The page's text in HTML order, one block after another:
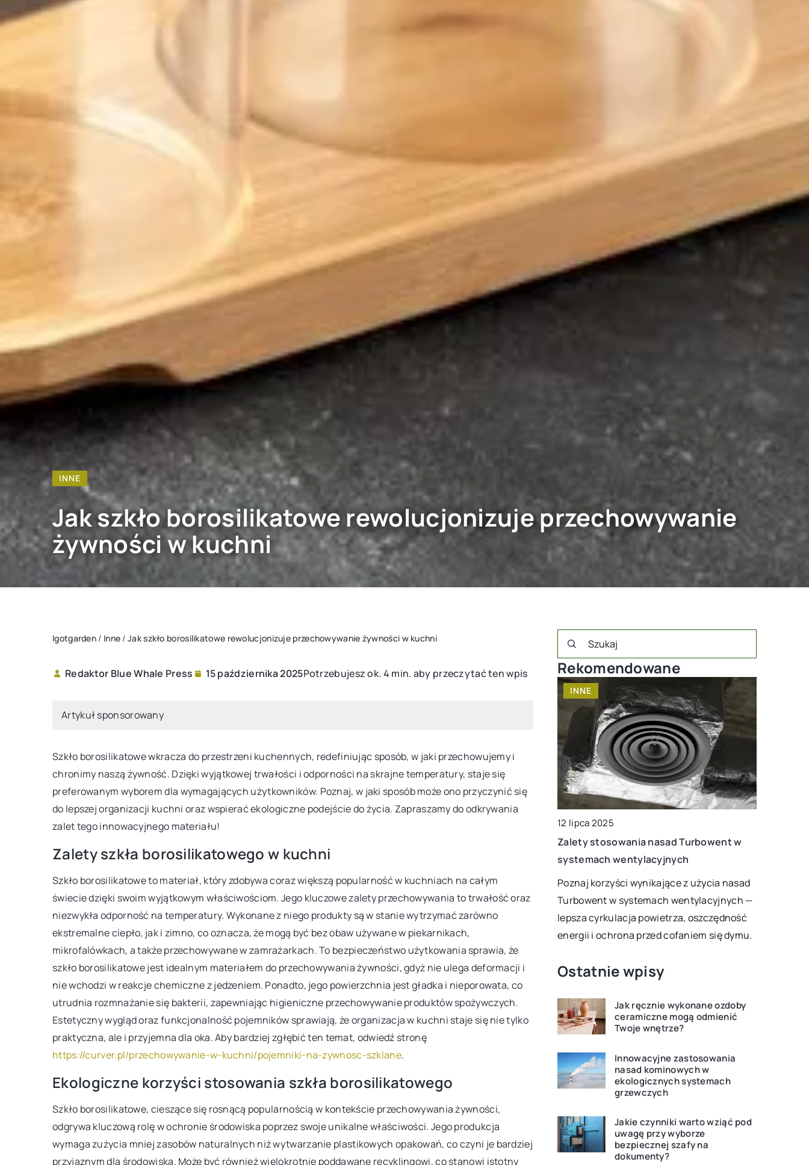
INNE
Jak szkło borosilikatowe rewolucjonizuje przechowywanie
żywności w kuchni
Igotgarden / Inne /Jak szkło borosilikatowe rewolucjonizuje przechowywanie żywności w kuchni
Redaktor Blue Whale Press 15 października 2025Potrzebujesz ok. 4 min. aby przeczytać ten wpis
Artykuł sponsorowany
Szkło borosilikatowe wkracza do przestrzeni kuchennych, redefiniując sposób, w jaki przechowujemy i
chronimy naszą żywność. Dzięki wyjątkowej trwałości i odporności na skrajne temperatury, staje się
preferowanym wyborem dla wymagających użytkowników. Poznaj, w jaki sposób może ono przyczynić się
do lepszej organizacji kuchni oraz wspierać ekologiczne podejście do życia. Zapraszamy do odkrywania
zalet tego innowacyjnego materiału!
Zalety szkła borosilikatowego w kuchni
Szkło borosilikatowe to materiał, który zdobywa coraz większą popularność w kuchniach na całym
świecie dzięki swoim wyjątkowym właściwościom. Jego kluczowe zalety przechowywania to trwałość oraz
niezwykła odporność na temperatury. Wykonane z niego produkty są w stanie wytrzymać zarówno
ekstremalne ciepło, jak i zimno, co oznacza, że mogą być bez obaw używane w piekarnikach,
mikrofalówkach, a także przechowywane w zamrażarkach. To bezpieczeństwo użytkowania sprawia, że
szkło borosilikatowe jest idealnym materiałem do przechowywania żywności, gdyż nie ulega deformacji i
nie wchodzi w reakcje chemiczne z jedzeniem. Ponadto, jego powierzchnia jest gładka i nieporowata, co
utrudnia rozmnażanie się bakterii, zapewniając higieniczne przechowywanie produktów spożywczych.
Estetyczny wygląd oraz funkcjonalność pojemników sprawiają, że organizacja w kuchni staje się nie tylko
praktyczna, ale i przyjemna dla oka. Aby bardziej zgłębić ten temat, odwiedź stronę
https://curver.pl/przechowywanie-w-kuchni/pojemniki-na-zywnosc-szklane.
Ekologiczne korzyści stosowania szkła borosilikatowego
Szkło borosilikatowe, cieszące się rosnącą popularnością w kontekście przechowywania żywności,
odgrywa kluczową rolę w ochronie środowiska poprzez swoje unikalne właściwości. Jego produkcja
wymaga zużycia mniej zasobów naturalnych niż wytwarzanie plastikowych opakowań, co czyni je bardziej
przyjaznym dla środowiska. Może być również wielokrotnie poddawane recyklingowi, co stanowi istotny
Rekomendowane
27 września 2024
twojego domu?
Zastanawiasz się, która roślina doniczkowa
będzie najlepsza do twojego domu?
Przeczytaj nasz przewodnik i poznaj
kryteria wyboru, które pomogą ci podjąć
decyzję.
Poznaj sprawdzone metody zwalczania
szkodników w ogrodzie. Dowiedz się, jak
skutecznie chronić swoje rośliny i cieszyć
się pięknym i zdrowym ogrodem.
INNE
12 lipca 2025
Zalety stosowania nasad Turbowent w
systemach wentylacyjnych
Poznaj korzyści wynikające z użycia nasad
Turbowent w systemach wentylacyjnych —
lepsza cyrkulacja powietrza, oszczędność
energii i ochrona przed cofaniem się dymu.
Ostatnie wpisy
Jak ręcznie wykonane ozdoby
ceramiczne mogą odmienić
Twoje wnętrze?
Innowacyjne zastosowania
nasad kominowych w
ekologicznych systemach
grzewczych
Jakie czynniki warto wziąć pod
uwagę przy wyborze
bezpiecznej szafy na
dokumenty?